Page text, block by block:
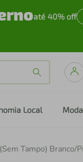
até 40% off
Local Moda